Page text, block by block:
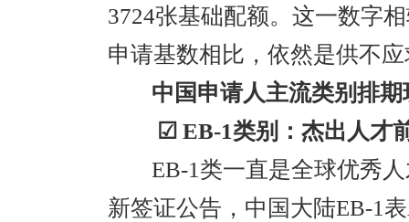
3724张基础配额。这一数字
申请基数相比，依然是供不
中国申请人主流类别排期
☑ EB-1类别：杰出人才
EB-1类一直是全球优秀
新签证公告，中国大陆EB-1